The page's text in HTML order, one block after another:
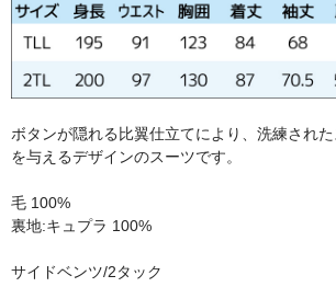
ボタンが隠れる比翼仕立てにより、洗練され
を与えるデザインのスーツです。
毛 100%
裏地:キュプラ 100%
サイドベンツ/2タック